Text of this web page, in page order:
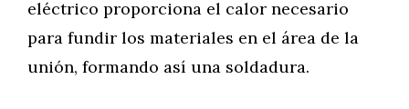
eléctrico proporciona el calor necesario
para fundir los materiales en el área de la
unión, formando así una soldadura.